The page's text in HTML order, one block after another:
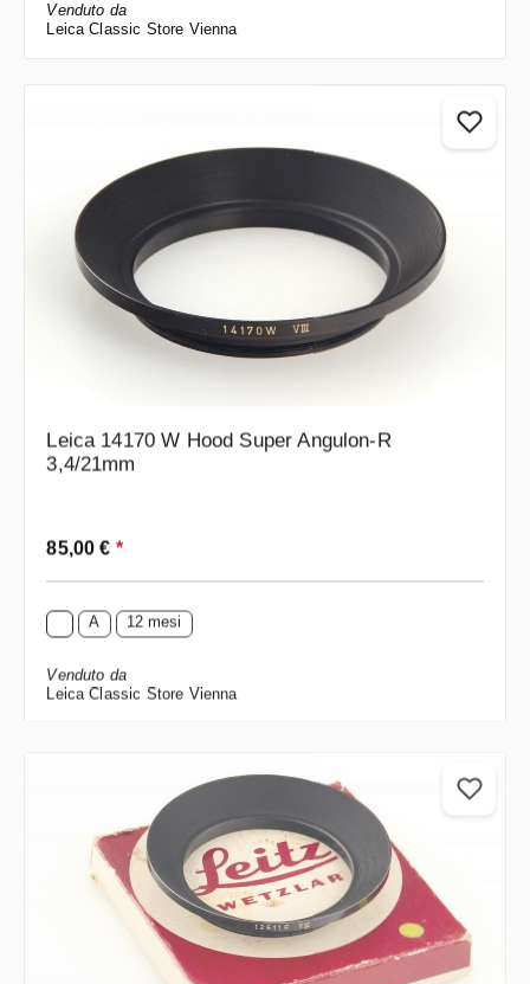
Venduto da
Leica Classic Store Vienna
Leica 14170 W Hood Super Angulon-R
3,4/21mm
Prezzo normale:
85,00 € *
A 12 mesi
Venduto da
Leica Classic Store Vienna